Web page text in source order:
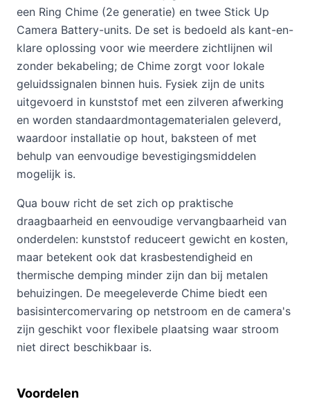
een Ring Chime (2e generatie) en twee Stick Up
Camera Battery-units. De set is bedoeld als kant-en-
klare oplossing voor wie meerdere zichtlijnen wil
zonder bekabeling; de Chime zorgt voor lokale
geluidssignalen binnen huis. Fysiek zijn de units
uitgevoerd in kunststof met een zilveren afwerking
en worden standaardmontagematerialen geleverd,
waardoor installatie op hout, baksteen of met
behulp van eenvoudige bevestigingsmiddelen
mogelijk is.
Qua bouw richt de set zich op praktische
draagbaarheid en eenvoudige vervangbaarheid van
onderdelen: kunststof reduceert gewicht en kosten,
maar betekent ook dat krasbestendigheid en
thermische demping minder zijn dan bij metalen
behuizingen. De meegeleverde Chime biedt een
basisintercomervaring op netstroom en de camera's
zijn geschikt voor flexibele plaatsing waar stroom
niet direct beschikbaar is.
Voordelen